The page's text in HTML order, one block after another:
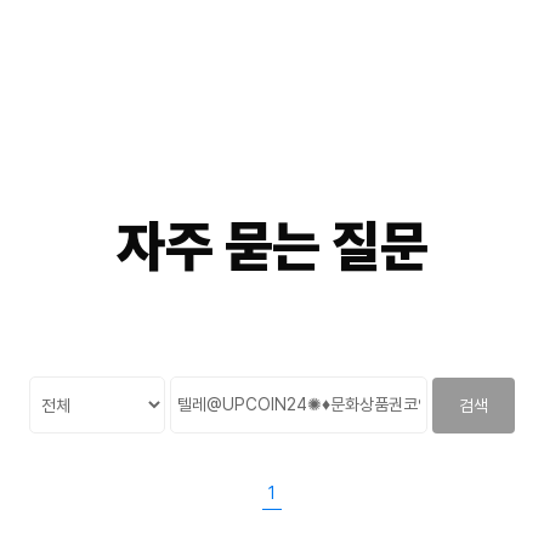
자주 묻는 질문
검색
1